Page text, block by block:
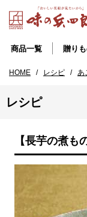
商品一覧 贈り
HOME / レシピ / あ
レシピ
【長芋の煮も